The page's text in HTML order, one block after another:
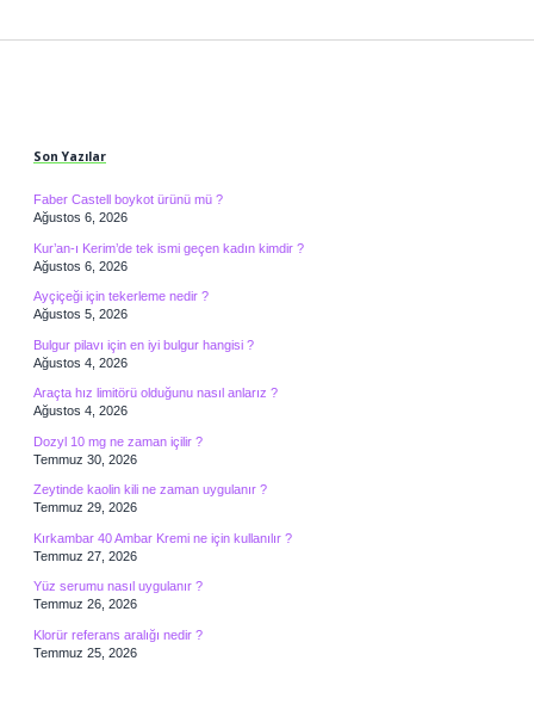
Son Yazılar
Faber Castell boykot ürünü mü ?
Ağustos 6, 2026
Kur’an-ı Kerim’de tek ismi geçen kadın kimdir ?
Ağustos 6, 2026
Ayçiçeği için tekerleme nedir ?
Ağustos 5, 2026
Bulgur pilavı için en iyi bulgur hangisi ?
Ağustos 4, 2026
Araçta hız limitörü olduğunu nasıl anlarız ?
Ağustos 4, 2026
Dozyl 10 mg ne zaman içilir ?
Temmuz 30, 2026
Zeytinde kaolin kili ne zaman uygulanır ?
Temmuz 29, 2026
Kırkambar 40 Ambar Kremi ne için kullanılır ?
Temmuz 27, 2026
Yüz serumu nasıl uygulanır ?
Temmuz 26, 2026
Klorür referans aralığı nedir ?
Temmuz 25, 2026